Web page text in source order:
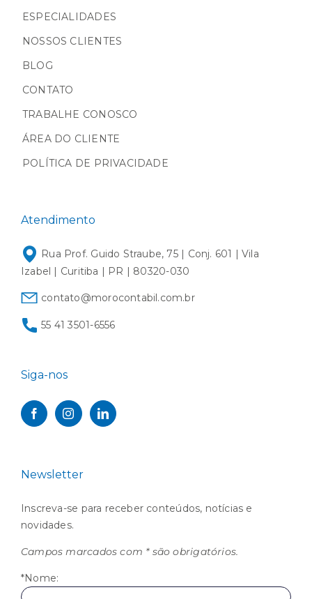
ESPECIALIDADES
NOSSOS CLIENTES
BLOG
CONTATO
TRABALHE CONOSCO
ÁREA DO CLIENTE
POLÍTICA DE PRIVACIDADE
Atendimento
Rua Prof. Guido Straube, 75 | Conj. 601 | Vila
Izabel | Curitiba | PR | 80320-030
contato@morocontabil.com.br
55 41 3501-6556
Siga-nos
Newsletter
Inscreva-se para receber conteúdos, notícias e
novidades.
Campos marcados com * são obrigatórios.
*Nome: